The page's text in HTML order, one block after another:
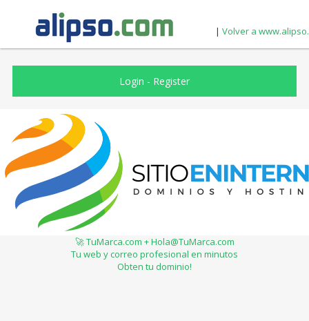
| Volver a
Login - Register
🚀 TuMarca.com + Hola@TuMarca.com
Tu web y correo profesional en minutos
Obten tu dominio!